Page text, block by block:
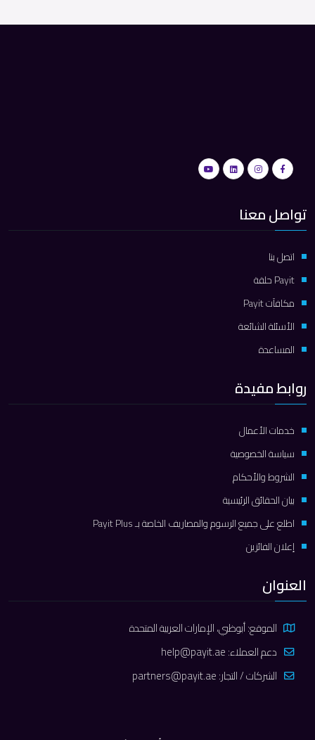
تواصل معنا
اتصل بنا
Payit حلقة
مكافآت Payit
الأسئلة الشائعة
المساعدة
روابط مفيدة
خدمات الأعمال
سياسة الخصوصية
الشروط والأحكام
بيان الحقائق الرئيسية
اطلع على جميع الرسوم والمصاريف الخاصة بـ Payit Plus
إعلان الفائزين
العنوان
الموقع: أبوظبي، الإمارات العربية المتحدة
دعم العملاء:help@payit.ae
الشركات / التجار:partners@payit.ae